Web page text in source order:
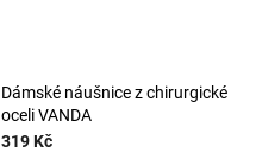
Dámské náušnice z chirurgické
oceli VANDA
319 Kč